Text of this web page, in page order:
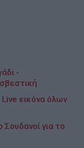
-
Live εικόνα όλων
για το